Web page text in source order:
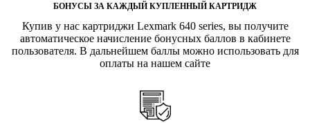
БОНУСЫ ЗА КАЖДЫЙ КУПЛЕННЫЙ КАРТРИДЖ
Купив у нас картриджи Lexmark 640 series, вы получите
автоматическое начисление бонусных баллов в кабинете
пользователя. В дальнейшем баллы можно использовать для
оплаты на нашем сайте